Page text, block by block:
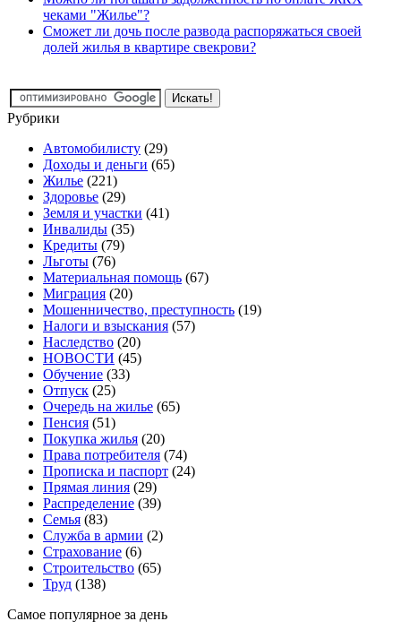
чеками "Жилье"?
Сможет ли дочь после развода распоряжаться своей
долей жилья в квартире свекрови?
Рубрики
Автомобилисту (29)
Доходы и деньги (65)
Жилье (221)
Здоровье (29)
Земля и участки (41)
Инвалиды (35)
Кредиты (79)
Льготы (76)
Материальная помощь (67)
Миграция (20)
Мошенничество, преступность (19)
Налоги и взыскания (57)
Наследство (20)
НОВОСТИ (45)
Обучение (33)
Отпуск (25)
Очередь на жилье (65)
Пенсия (51)
Покупка жилья (20)
Права потребителя (74)
Прописка и паспорт (24)
Прямая линия (29)
Распределение (39)
Семья (83)
Служба в армии (2)
Страхование (6)
Строительство (65)
Труд (138)
Самое популярное за день